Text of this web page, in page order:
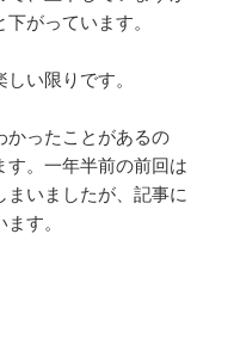
がっています。
い限りです。
かったことがあるの
す。一年半前の前回は
いましたが、記事に
す。